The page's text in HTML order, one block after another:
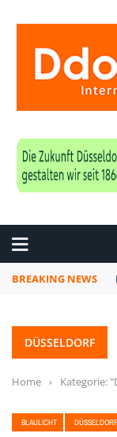
BREAKING NEWS
DÜSSELDORF
Home › Kategorie:
BLAULICHT DÜSSELDORF